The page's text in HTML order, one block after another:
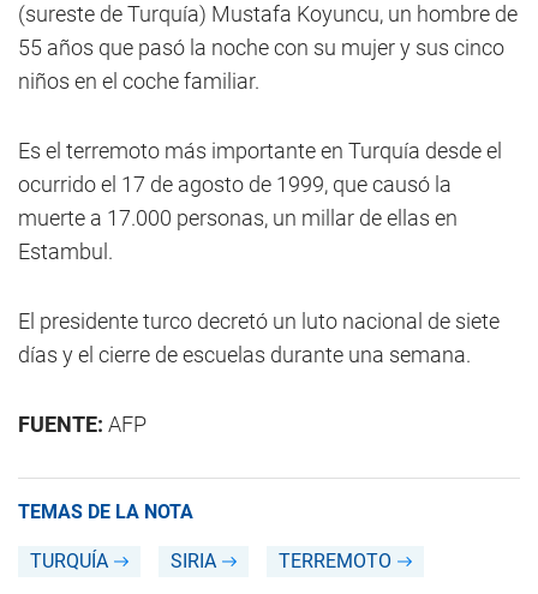
(sureste de Turquía) Mustafa Koyuncu, un hombre de
55 años que pasó la noche con su mujer y sus cinco
niños en el coche familiar.
Es el terremoto más importante en Turquía desde el
ocurrido el 17 de agosto de 1999, que causó la
muerte a 17.000 personas, un millar de ellas en
Estambul.
El presidente turco decretó un luto nacional de siete
días y el cierre de escuelas durante una semana.
FUENTE: AFP
TEMAS DE LA NOTA
TURQUÍA SIRIA TERREMOTO